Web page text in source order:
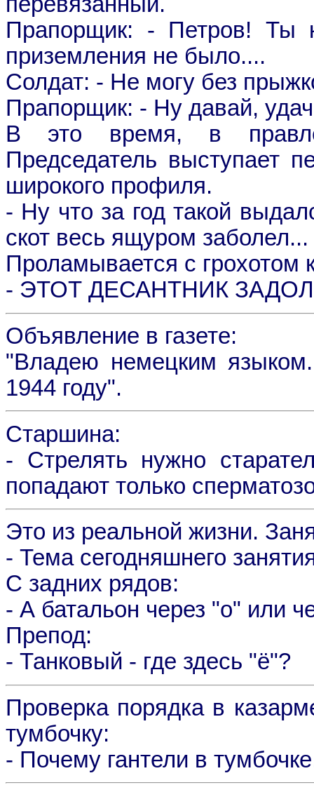
Прапорщик: - Петров! Ты
приземления не было....
Солдат: - Hе могу без
Прапорщик: - Hу давай,
В это время, в
Председатель выступает
широкого профиля.
- Hу что за год такой
скот весь ящуром заболел...
Проламывается с грохотом
- ЭТОТ ДЕСАHТHИК
Объявление в газете:
"Владею немецким
1944 году".
Старшина:
- Стрелять нужно
попадают только
Это из реальной жизни.
- Тема сегодняшнего
С задних рядов:
- А батальон через "о" или
Препод:
- Танковый - где здесь "ё"?
Проверка порядка в
тумбочку:
- Почему гантели в